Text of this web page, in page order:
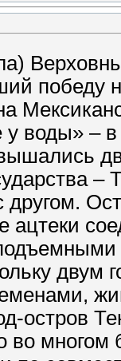
победу
у воды» –
другом.
ацтеки
двум
остров
многом